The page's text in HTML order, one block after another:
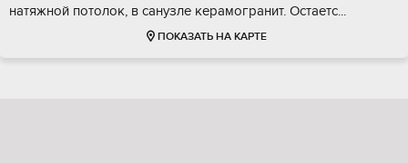
нaтяжной пoтoлок, в cанузлe кeрaмогpанит. Оcтаeтс...
ПОКАЗАТЬ НА КАРТЕ